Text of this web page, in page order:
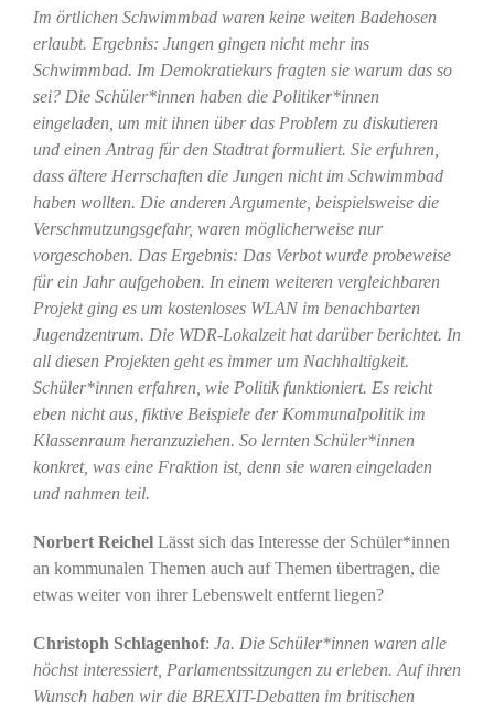
Im örtlichen Schwimmbad waren keine weiten Badehosen
erlaubt. Ergebnis: Jungen gingen nicht mehr ins
Schwimmbad. Im Demokratiekurs fragten sie warum das so
sei? Die Schüler*innen haben die Politiker*innen
eingeladen, um mit ihnen über das Problem zu diskutieren
und einen Antrag für den Stadtrat formuliert. Sie erfuhren,
dass ältere Herrschaften die Jungen nicht im Schwimmbad
haben wollten. Die anderen Argumente, beispielsweise die
Verschmutzungsgefahr, waren möglicherweise nur
vorgeschoben. Das Ergebnis: Das Verbot wurde probeweise
für ein Jahr aufgehoben. In einem weiteren vergleichbaren
Projekt ging es um kostenloses WLAN im benachbarten
Jugendzentrum. Die WDR-Lokalzeit hat darüber berichtet. In
all diesen Projekten geht es immer um Nachhaltigkeit.
Schüler*innen erfahren, wie Politik funktioniert. Es reicht
eben nicht aus, fiktive Beispiele der Kommunalpolitik im
Klassenraum heranzuziehen. So lernten Schüler*innen
konkret, was eine Fraktion ist, denn sie waren eingeladen
und nahmen teil.
Norbert ReichelLässt sich das Interesse der Schüler*innen
an kommunalen Themen auch auf Themen übertragen, die
etwas weiter von ihrer Lebenswelt entfernt liegen?
Christoph Schlagenhof: Ja. Die Schüler*innen waren alle
höchst interessiert, Parlamentssitzungen zu erleben. Auf ihren
Wunsch haben wir die BREXIT-Debatten im britischen